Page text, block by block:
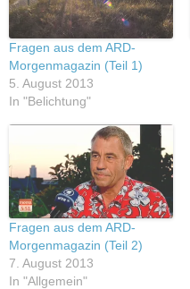
Fragen aus dem ARD-
Morgenmagazin (Teil 1)
5. August 2013
In "Belichtung"
Fragen aus dem ARD-
Morgenmagazin (Teil 2)
7. August 2013
In "Allgemein"